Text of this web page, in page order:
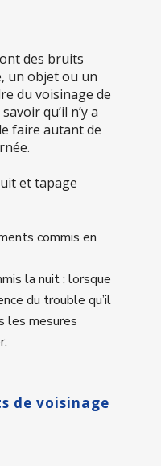
des bruits
un objet ou un
du voisinage de
qu’il n’y a
faire autant de
et tapage
commis en
la nuit : lorsque
du trouble qu’il
les mesures
de voisinage